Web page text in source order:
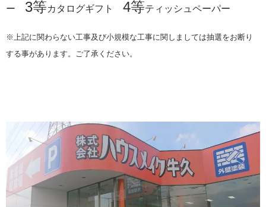
ー 3等カタログギフト 4等ティッシュペーパー
※上記に関わらない工事及び小規模な工事に関しましては抽選をお断り
する事があります。ご了承ください。